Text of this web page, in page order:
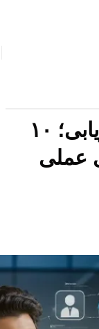
چالش های مدیران بازاریابی؛ ۱۰
عملی